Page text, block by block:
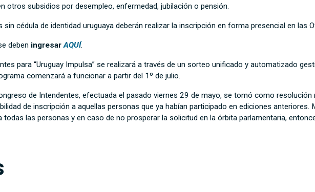
otros subsidios por desempleo, enfermedad, jubilación o pensión.
cédula de identidad uruguaya deberán realizar la inscripción en forma presencial en las
deben ingresar AQUÍ.
para “Uruguay Impulsa” se realizará a través de un sorteo unificado y automatizado
comenzará a funcionar a partir del 1º de julio.
de Intendentes, efectuada el pasado viernes 29 de mayo, se tomó como
de inscripción a aquellas personas que ya habían participado en ediciones
todas las personas y en caso de no prosperar la solicitud en la órbita parlamentaria,